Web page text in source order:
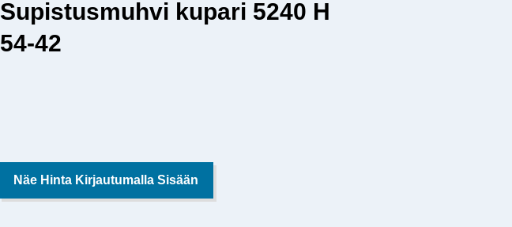
Supistusmuhvi kupari 5240 H
54-42
Näe Hinta Kirjautumalla Sisään